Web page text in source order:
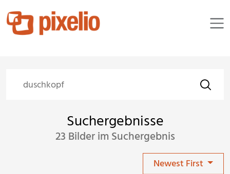
Suchergebnisse
23 Bilder im Suchergebnis
Newest First